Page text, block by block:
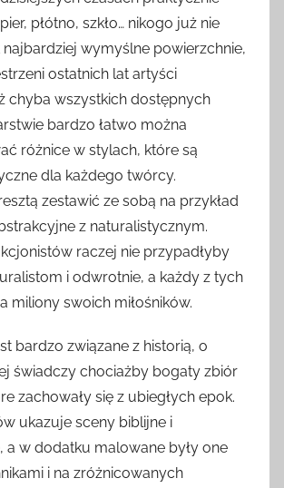
płótno, szkło… nikogo już nie
wymyślne powierzchnie,
ostatnich lat artyści
chyba wszystkich dostępnych
bardzo łatwo można
różnice w stylach, które są
dla każdego twórcy.
zestawić ze sobą na przykład
z naturalistycznym.
raczej nie przypadłyby
i odwrotnie, a każdy z tych
miliony swoich miłośników.
bardzo związane z historią, o
świadczy chociażby bogaty zbiór
zachowały się z ubiegłych epok.
ukazuje sceny biblijne i
a w dodatku malowane były one
i na zróżnicowanych